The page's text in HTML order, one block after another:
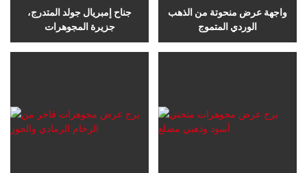
جناح إمبريال جولد المتدرج،
جزيرة المجوهرات
واجهة عرض منحوتة من الذهب
الوردي المتموج